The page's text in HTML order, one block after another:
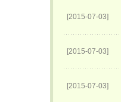
[2015-07-03]
[2015-07-03]
[2015-07-03]